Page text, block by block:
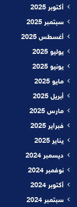
أكتوبر 2025
سبتمبر 2025
أغسطس 2025
يوليو 2025
يونيو 2025
مايو 2025
أبريل 2025
مارس 2025
فبراير 2025
يناير 2025
ديسمبر 2024
نوفمبر 2024
أكتوبر 2024
سبتمبر 2024